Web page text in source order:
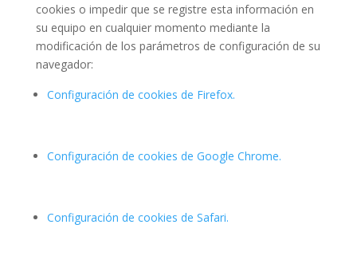
cookies o impedir que se registre esta información en
su equipo en cualquier momento mediante la
modificación de los parámetros de configuración de su
navegador:
Configuración de cookies de Firefox.
Configuración de cookies de Google Chrome.
Configuración de cookies de Safari.